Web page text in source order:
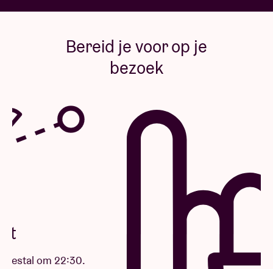
Bereid je voor op je
bezoek
Onze concerten stoppen meestal om 22:30.